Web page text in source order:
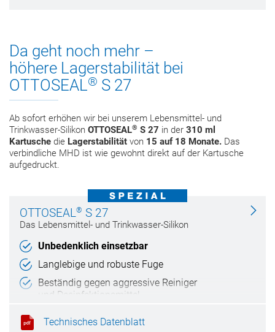
Da geht noch mehr –
höhere Lagerstabilität bei
OTTOSEAL® S 27
Ab sofort erhöhen wir bei unserem Lebensmittel‑ und
Trinkwasser‑Silikon OTTOSEAL® S 27 in der 310 ml
Kartusche die Lagerstabilität von 15 auf 18 Monate. Das
verbindliche MHD ist wie gewohnt direkt auf der Kartusche
aufgedruckt.
OTTOSEAL® S 27
Das Lebensmittel- und Trinkwasser-Silikon
Unbedenklich einsetzbar
Langlebige und robuste Fuge
Beständig gegen aggressive Reiniger
und Desinfektionsmittel
Technisches Datenblatt